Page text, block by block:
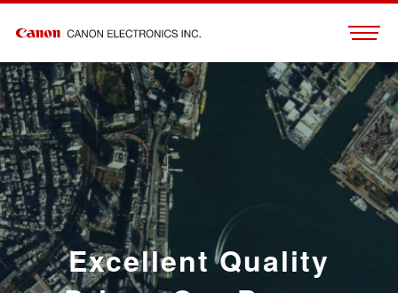
Excellent Quality